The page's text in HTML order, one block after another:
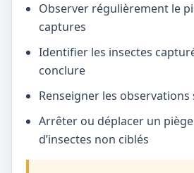
Observer régulièrement le
captures
Identifier les insectes
conclure
Renseigner les observations
Arrêter ou déplacer un
d’insectes non ciblés